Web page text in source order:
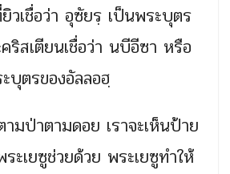
วเชื่อว่า อุซัยรฺ เป็นพระบุตร
ริสเตียนเชื่อว่า นบีอีซา หรือ
บุตรของอัลลอฮฺ
มป่าตามดอย เราจะเห็นป้าย
ะเยซูช่วยด้วย พระเยซูทำให้